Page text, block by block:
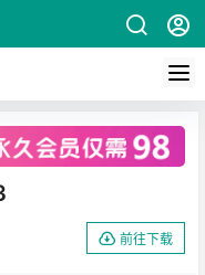
前往下载